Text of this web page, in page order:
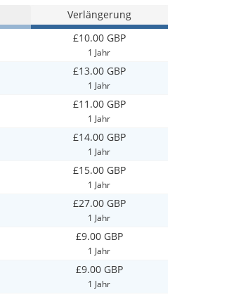
Verlängerung
£10.00 GBP
1 Jahr
£13.00 GBP
1 Jahr
£11.00 GBP
1 Jahr
£14.00 GBP
1 Jahr
£15.00 GBP
1 Jahr
£27.00 GBP
1 Jahr
£9.00 GBP
1 Jahr
£9.00 GBP
1 Jahr